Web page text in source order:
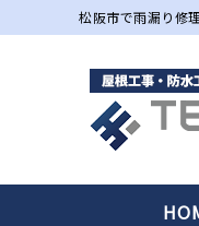
松阪市で雨漏り修